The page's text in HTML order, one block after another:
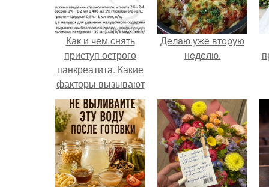
Как и чем снять
приступ острого
панкреатита. Какие
факторы вызывают
приступ острого
панкреатита?
Дeлaю yжe втopую
нeдeлю.